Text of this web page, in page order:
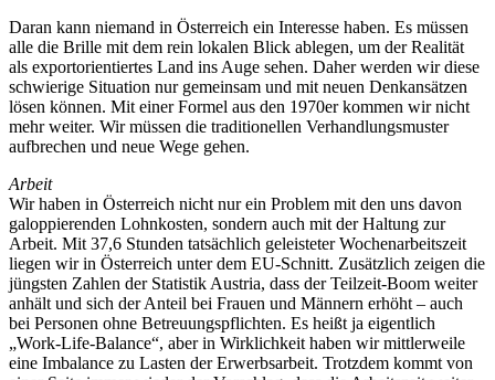
Daran kann niemand in Österreich ein Interesse haben. Es müssen
alle die Brille mit dem rein lokalen Blick ablegen, um der Realität
als exportorientiertes Land ins Auge sehen. Daher werden wir diese
schwierige Situation nur gemeinsam und mit neuen Denkansätzen
lösen können. Mit einer Formel aus den 1970er kommen wir nicht
mehr weiter. Wir müssen die traditionellen Verhandlungsmuster
aufbrechen und neue Wege gehen.
Arbeit
Wir haben in Österreich nicht nur ein Problem mit den uns davon
galoppierenden Lohnkosten, sondern auch mit der Haltung zur
Arbeit. Mit 37,6 Stunden tatsächlich geleisteter Wochenarbeitszeit
liegen wir in Österreich unter dem EU-Schnitt. Zusätzlich zeigen die
jüngsten Zahlen der Statistik Austria, dass der Teilzeit-Boom weiter
anhält und sich der Anteil bei Frauen und Männern erhöht – auch
bei Personen ohne Betreuungspflichten. Es heißt ja eigentlich
„Work-Life-Balance“, aber in Wirklichkeit haben wir mittlerweile
eine Imbalance zu Lasten der Erwerbsarbeit. Trotzdem kommt von